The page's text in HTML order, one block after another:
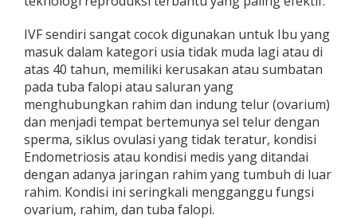
IVF sendiri sangat cocok digunakan untuk Ibu yang
masuk dalam kategori usia tidak muda lagi atau di
atas 40 tahun, memiliki kerusakan atau sumbatan
pada tuba falopi atau saluran yang
menghubungkan rahim dan indung telur (ovarium)
dan menjadi tempat bertemunya sel telur dengan
sperma, siklus ovulasi yang tidak teratur, kondisi
Endometriosis atau kondisi medis yang ditandai
dengan adanya jaringan rahim yang tumbuh di luar
rahim. Kondisi ini seringkali mengganggu fungsi
ovarium, rahim, dan tuba falopi.